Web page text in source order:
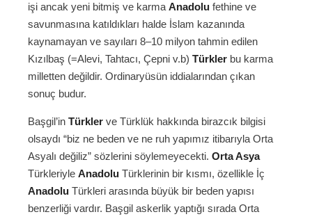
işi ancak yeni bitmiş ve karma Anadolu fethine ve
savunmasına katıldıkları halde İslam kazanında
kaynamayan ve sayıları 8–10 milyon tahmin edilen
Kızılbaş (=Alevi, Tahtacı, Çepni v.b) Türkler bu karma
milletten değildir. Ordinaryüsün iddialarından çıkan
sonuç budur.
Başgil’in Türkler ve Türklük hakkında birazcık bilgisi
olsaydı “biz ne beden ve ne ruh yapımız itibarıyla Orta
Asyalı değiliz” sözlerini söylemeyecekti. Orta Asya
Türkleriyle Anadolu Türklerinin bir kısmı, özellikle İç
Anadolu Türkleri arasında büyük bir beden yapısı
benzerliği vardır. Başgil askerlik yaptığı sırada Orta